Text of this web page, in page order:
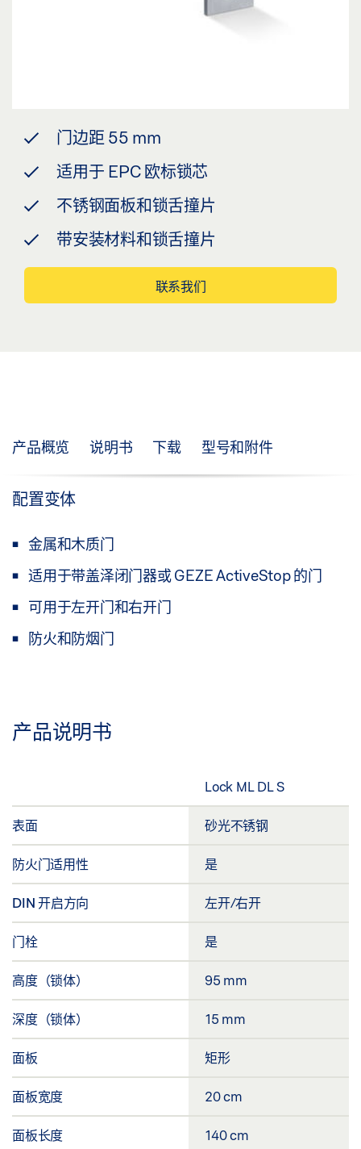
门边距 55 mm
适用于 EPC 欧标锁芯
不锈钢面板和锁舌撞片
带安装材料和锁舌撞片
联系我们
产品概览 说明书 下载 型号和附件
配置变体
金属和木质门
适用于带盖泽闭门器或 GEZE ActiveStop 的门
可用于左开门和右开门
防火和防烟门
产品说明书
Lock ML DL S
表面 砂光不锈钢
防火门适用性 是
DIN 开启方向 左开/右开
门栓 是
高度（锁体） 95 mm
深度（锁体） 15 mm
面板 矩形
面板宽度 20 cm
面板长度 140 cm